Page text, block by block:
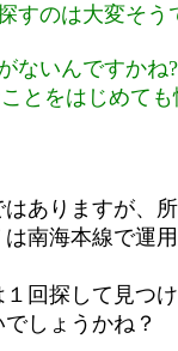
すのは大変そう
ないんですかね?
とをはじめて
ありますが、
南海本線で運
回探して見つ
しょうかね？